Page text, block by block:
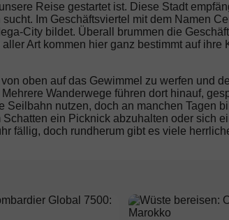
Reise gestartet ist. Diese Stadt
Im Geschäftsviertel mit dem Namen
City bildet. Überall brummen die
Art kommen hier ganz bestimmt auf
oben auf das Gewimmel zu werfen und
Wanderwege führen dort hinauf,
Seilbahn nutzen, doch an manchen Tagen
ein Picknick abzuhalten oder sich
fällig, doch rundherum gibt es viele